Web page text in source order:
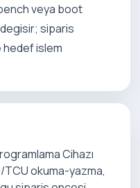
veya boot
siparis
hedef islem
Cihazı
okuma-yazma,